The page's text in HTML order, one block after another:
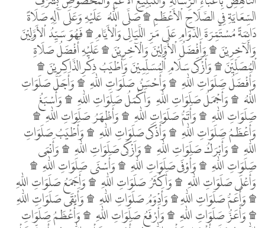
السِّعَايَةِ فِي الصَّلَاحِ اْلأَعْظَمِ ۩ صَلَّى اللّٰهُ عَلَيْهِ وَعَلَى آلِهِ صَلَاةً
دَائِمَةً مُسْتَمِّرَةَ الدَّوَامِ عَلَى مَرِّ اللَّيَالِى وَاْلأَيَّامِ ۩ فَهُوَ سَيِّدُ اْلأَوَّلِيْنَ
وَالْآخِرِيْنَ ۩ وَأَفْضَلُ اْلأَوَّلِيْنَ وَالْآخِرِيْنَ ۩ عَلَيْهِ أَفْضَلُ صَلَاةِ
اْلمُصَلِّيْنَ ۩ وَأَزْكَى سَلَامِ اْلمُسَلِّمِيْنَ وَأَطْيَبُ ذِكْرِالذَّاكِرِيْنَ ۩
وَأَفْضَلُ صَلَوَاتِ اللّٰهِ ۩ وَأَحْسَنُ صَلَوَاتِ اللّٰهِ ۩ وَأَجَلُّ صَلَوَاتِ
اللّٰهُ ۩ وَأَجْمَلُ صَلَوَاتِ اللّٰهِ وَأَكْمَلُ صَلَوَاتِ اللّٰهِ ۩ وَأَسْبَغُ
صَلَوَاتِ اللّٰهِ ۩ وَأَتَمُّ صَلَوَاتِ اللّٰهِ ۩ وَأَظْهَرُ صَلَوَاتِ اللّٰهِ ۩
وَأَعْظَمُ صَلَوَاتِ اللّٰهِ ۩ وَأَذْكَى صَلَوَاتِ اللّٰهِ ۩ وَأَطْيَبُ صَلَوَاتِ
اللّٰهِ ۩ وَأَبْرَكُ صَلَوَاتِ اللّٰهِ ۩ وَاَزْكَى صَلَوَاتِ اللّٰهِ ۩ وَأَنْمَى
صَلَوَاتِ اللّٰهِ ۩ وَأَوْفَى صَلَوَاتِ اللّٰهِ ۩ وَأَسْنَى صَلَوَاتِ اللّٰهِ ۩
وَأَعْلَى صَلَوَاتِ اللّٰهِ ۩ وَأَكْثَرُ صَلَوَاتِ اللّٰهِ ۩ وَأَجَمَعُ صَلَوَاتِ اللّٰهِ
۩ وَأَعَمُّ صَلَوَاتِ اللّٰهِ ۩ وَأَدْوَمُ صَلَوَاتِ اللّٰهِ ۩ وَأَبْقَى صَلَوَاتِ اللّٰهِ
۩ وَأَعَزُّ صَلَوَاتِ اللّٰهِ ۩ وَأَرْفَعُ صَلَوَاتِ اللّٰهِ ۩ وَأَعْظَمُ صَلَوَاتِ